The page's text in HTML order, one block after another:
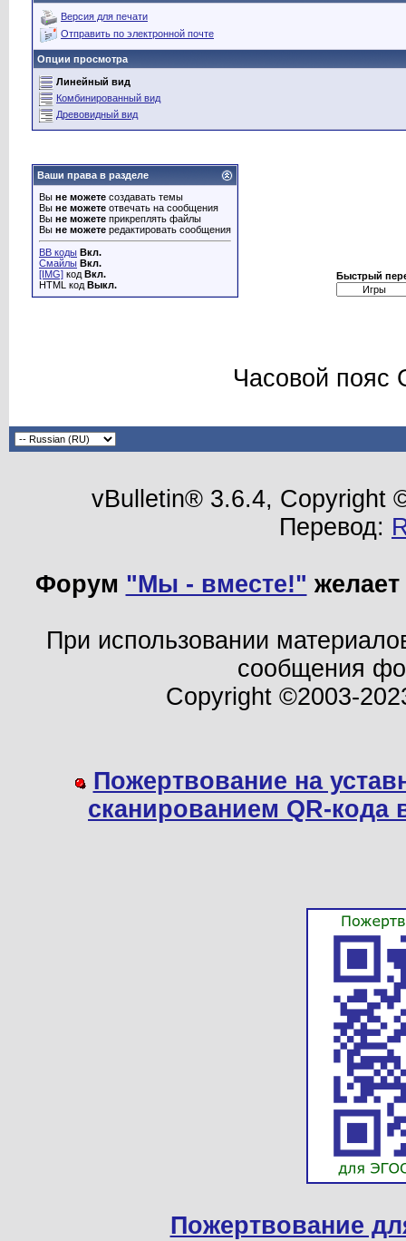
Версия для печати
Отправить по электронной почте
Опции просмотра
Линейный вид
Комбинированный вид
Древовидный вид
Ваши права в разделе
Вы не можете создавать темы
Вы не можете отвечать на сообщения
Вы не можете прикреплять файлы
Вы не можете редактировать сообщения
BB коды Вкл.
Смайлы Вкл.
[IMG] код Вкл.
HTML код Выкл.
Быстрый
Часовой пояс
vBulletin® 3.6.4, Copyright
Перевод:
Форум "Мы - вместе!"
При использовании
сообщения
Copyright ©2003-
Пожертвование на
сканированием QR-
Пожертвование